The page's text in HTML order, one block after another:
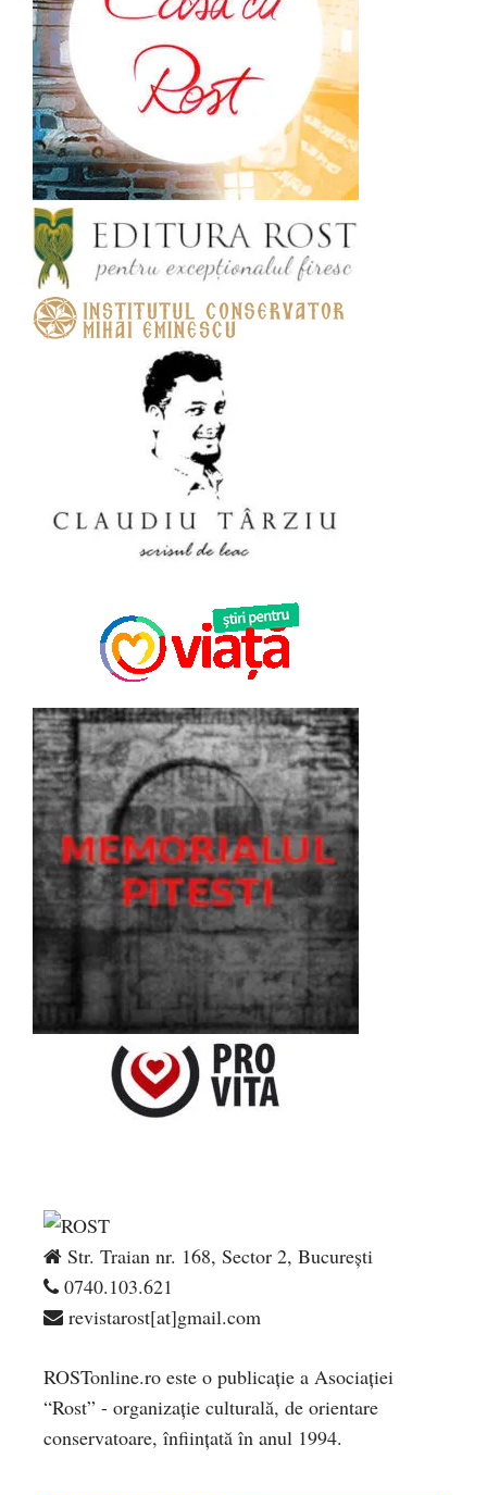
Str. Traian nr. 168, Sector 2, București
0740.103.621
revistarost[at]gmail.com
ROSTonline.ro este o publicaţie a Asociaţiei
“Rost” - organizaţie culturală, de orientare
conservatoare, înfiinţată în anul 1994.